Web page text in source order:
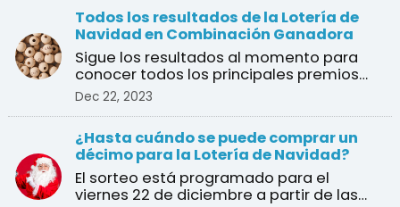
Todos los resultados de la Lotería de
Navidad en Combinación Ganadora
Sigue los resultados al momento para
conocer todos los principales premios
del sorteo de Navidad
Dec 22, 2023
¿Hasta cuándo se puede comprar un
décimo para la Lotería de Navidad?
El sorteo está programado para el
viernes 22 de diciembre a partir de las